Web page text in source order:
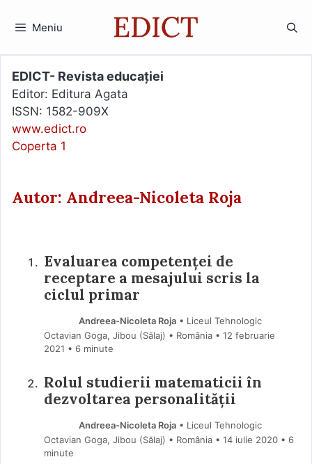
Meniu
EDICT- Revista educației
Editor: Editura Agata
ISSN: 1582-909X
www.edict.ro
Coperta 1
Autor: Andreea-Nicoleta Roja
Evaluarea competenței de
receptare a mesajului scris la
ciclul primar
Andreea-Nicoleta Roja• Liceul Tehnologic
Octavian Goga, Jibou (Sălaj) • România
12 februarie
2021 • 6 minute
Rolul studierii matematicii în
dezvoltarea personalității
Andreea-Nicoleta Roja• Liceul Tehnologic
Octavian Goga, Jibou (Sălaj) • România
14 iulie 2020 • 6
minute